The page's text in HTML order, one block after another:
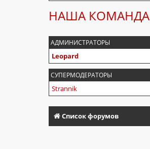
НАША КОМАНДА
АДМИНИСТРАТОРЫ
Leopard
СУПЕРМОДЕРАТОРЫ
Strannik
Список форумов